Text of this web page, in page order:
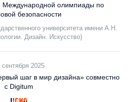
Международной олимпиады по
безопасности
университета имени А.Н.
Дизайн. Искусство)
сентября 2025
шаг в мир дизайна» совместно
с Digitum